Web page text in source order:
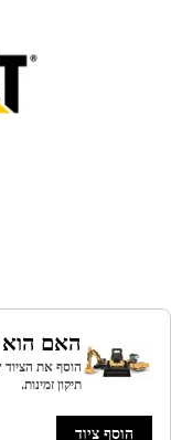
האם הוא
הוסף את הציוד
תיקון זמינות.
הוסף ציוד